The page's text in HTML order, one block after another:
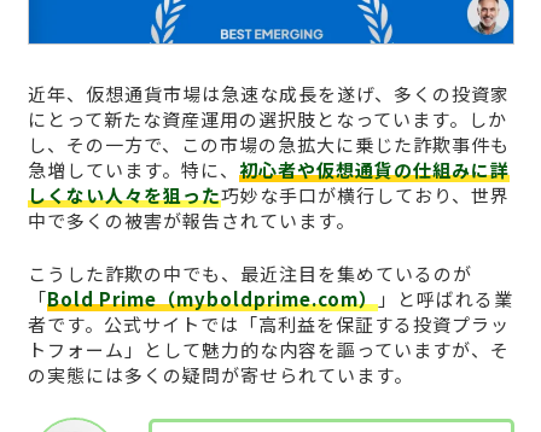
近年、仮想通貨市場は急速な成長を遂げ、多くの投資家
にとって新たな資産運用の選択肢となっています。しか
し、その一方で、この市場の急拡大に乗じた詐欺事件も
急増しています。特に、 初心者や仮想通貨の仕組みに詳
しくない人々を狙った巧妙な手口が横行しており、世界
中で多くの被害が報告されています。
こうした詐欺の中でも、最近注目を集めているのが
「Bold Prime（myboldprime.com）」と呼ばれる業
者です。公式サイトでは「高利益を保証する投資プラッ
トフォーム」として魅力的な内容を謳っていますが、そ
の実態には多くの疑問が寄せられています。